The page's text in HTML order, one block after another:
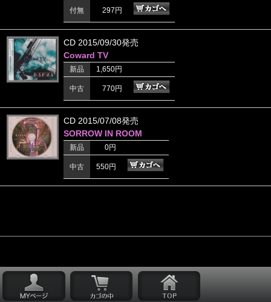
付無 297円
CD 2015/09/30発売
Coward TV
新品 1,650円
中古 770円
CD 2015/07/08発売
SORROW IN ROOM
新品 0円
中古 550円